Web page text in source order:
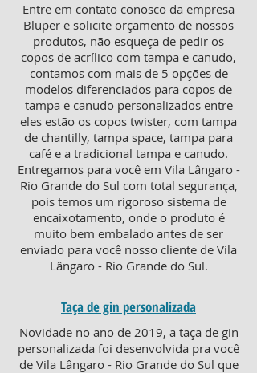
Entre em contato conosco da empresa
Bluper e solicite orçamento de nossos
produtos, não esqueça de pedir os
copos de acrílico com tampa e canudo,
contamos com mais de 5 opções de
modelos diferenciados para copos de
tampa e canudo personalizados entre
eles estão os copos twister, com tampa
de chantilly, tampa space, tampa para
café e a tradicional tampa e canudo.
Entregamos para você em Vila Lângaro -
Rio Grande do Sul com total segurança,
pois temos um rigoroso sistema de
encaixotamento, onde o produto é
muito bem embalado antes de ser
enviado para você nosso cliente de Vila
Lângaro - Rio Grande do Sul.
Taça de gin personalizada
Novidade no ano de 2019, a taça de gin
personalizada foi desenvolvida pra você
de Vila Lângaro - Rio Grande do Sul que